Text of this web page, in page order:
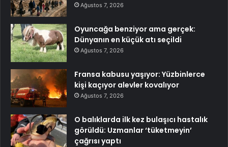
Ağustos 7, 2026
Oyuncağa benziyor ama gerçek:
Dünyanın en küçük atı seçildi
Ağustos 7, 2026
Fransa kabusu yaşıyor: Yüzbinlerce
kişi kaçıyor alevler kovalıyor
Ağustos 7, 2026
O balıklarda ilk kez bulaşıcı hastalık
görüldü: Uzmanlar ‘tüketmeyin’
çağrısı yaptı